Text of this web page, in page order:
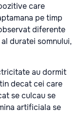
care
pe timp
diferente
duratei somnului,
au dormit
decat cei care
se culcau se
artificiala se